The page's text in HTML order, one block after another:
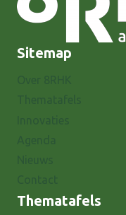
Sitemap
Thematafels